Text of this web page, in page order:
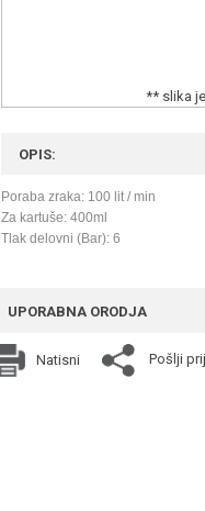
** slika
OPIS:
Poraba zraka: 100 lit / min
Za kartuše: 400ml
Tlak delovni (Bar): 6
UPORABNA ORODJA
Natisni Pošlji